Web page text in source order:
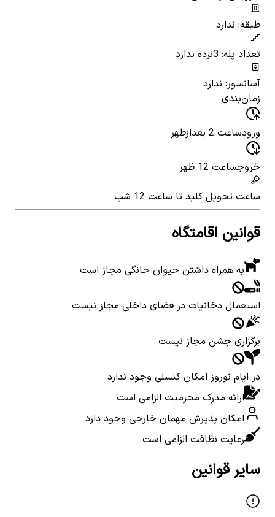
طبقه: ندارد
تعداد پله: 3
نرده ندارد
آسانسور: ندارد
زمان‌بندی
ورودساعت 2 بعدازظهر
خروجساعت 12 ظهر
ساعت تحویل کلید تا ساعت 12 شب
قوانین اقامتگاه
به همراه داشتن حیوان خانگی مجاز است
استعمال دخانیات در فضای داخلی مجاز نیست
برگزاری جشن مجاز نیست
در ایام نوروز امکان کنسلی وجود ندارد
ارائه مدرک محرمیت الزامی است
امکان پذیرش مهمان خارجی وجود دارد
رعایت نظافت الزامی است
سایر قوانین